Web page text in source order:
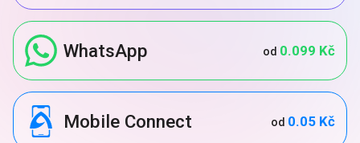
WhatsApp od 0.099 Kč
Mobile Connect od 0.05 Kč